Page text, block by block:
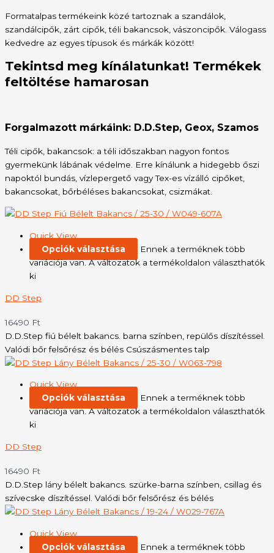
Formatalpas termékeink közé tartoznak a szandálok,
szandálcipők, zárt cipők, téli bakancsok, vászoncipők. Válogass
kedvedre az egyes típusok és márkák között!
Tekintsd meg kínálatunkat! Termékek
feltöltése hamarosan
Forgalmazott márkáink: D.D.Step, Geox, Szamos
Téli cipők, bakancsok: a téli időszakban nagyon fontos
gyermekünk lábának védelme. Erre kínálunk a hidegebb őszi
napoktól bundás, vízlepergető vagy Tex-es vízálló cipőket,
bakancsokat, bőrbéléses bakancsokat, csizmákat.
Quick View
Opciók választása
Ennek a terméknek több
variációja van. A változatok a termékoldalon választhatók
ki
DD Step
16490 Ft
D.D.Step fiú bélelt bakancs. barna színben, repülős díszítéssel.
Valódi bőr felsőrész és bélés Csúszásmentes talp
Quick View
Opciók választása
Ennek a terméknek több
variációja van. A változatok a termékoldalon választhatók
ki
DD Step
16490 Ft
D.D.Step lány bélelt bakancs. szürke-barna színben, csillag és
szívecske díszítéssel. Valódi bőr felsőrész és bélés
Quick View
Opciók választása
Ennek a terméknek több